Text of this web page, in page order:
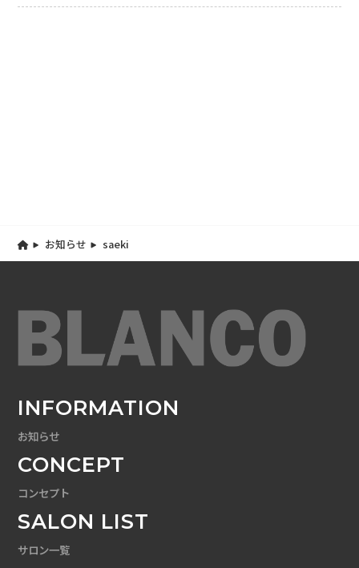
お知らせ saeki
INFORMATION
お知らせ
CONCEPT
コンセプト
SALON LIST
サロン一覧